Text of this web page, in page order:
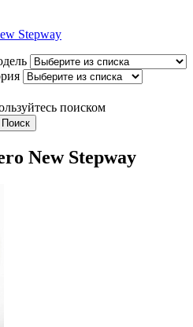
Stepway
поиском
New Stepway